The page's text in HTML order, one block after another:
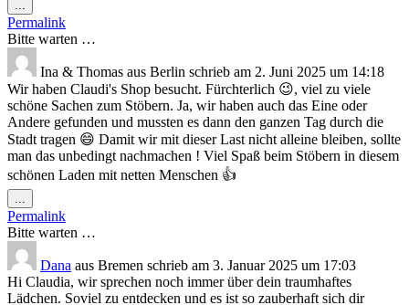
...
Metabox
ein-/ausblenden.
Permalink
Bitte warten …
Ina & Thomas aus Berlin schrieb am 2. Juni 2025 um 14:18
Wir haben Claudi's Shop besucht. Fürchterlich 😉, viel zu viele
schöne Sachen zum Stöbern. Ja, wir haben auch das Eine oder
Andere gefunden und mussten es dann den ganzen Tag durch die
Stadt tragen 😄 Damit wir mit dieser Last nicht alleine bleiben, sollte
man das unbedingt nachmachen ! Viel Spaß beim Stöbern in diesem
schönen Laden mit netten Menschen 👍
...
Metabox
ein-/ausblenden.
Permalink
Bitte warten …
Dana aus Bremen schrieb am 3. Januar 2025 um 17:03
Hi Claudia, wir sprechen noch immer über dein traumhaftes
Lädchen. Soviel zu entdecken und es ist so zauberhaft sich dir